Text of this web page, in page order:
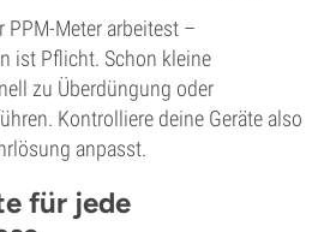
PPM-Meter arbeitest –
ist Pflicht. Schon kleine
zu Überdüngung oder
Kontrolliere deine Geräte also
anpasst.
für jede